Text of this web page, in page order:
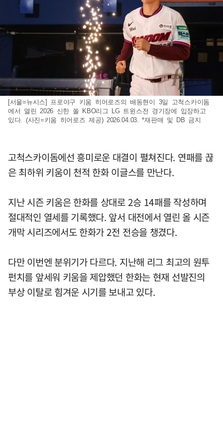
[서울=뉴시스] 프로야구 키움 히어로즈의 배동현이 3일 고척스카이돔
에서 열린 2026 신한 쏠 KBO리그 LG 트윈스전 경기장에 입장하고
있다. (사진=키움 히어로즈 제공) 2026.04.03. *재판매 및 DB 금지
고척스카이돔에선 흥미로운 대결이 펼쳐진다. 연패를 끊
은 최하위 키움이 천적 한화 이글스를 만난다.
지난 시즌 키움은 한화를 상대로 2승 14패를 작성하며
절대적인 열세를 기록했다. 앞서 대전에서 열린 올 시즌
개막 시리즈에서도 한화가 2전 전승을 챙겼다.
다만 이번엔 분위기가 다르다. 지난해 리그 최고의 원투
펀치를 앞세워 키움을 제압했던 한화는 현재 선발진의
부상 이탈로 힘겨운 시기를 보내고 있다.